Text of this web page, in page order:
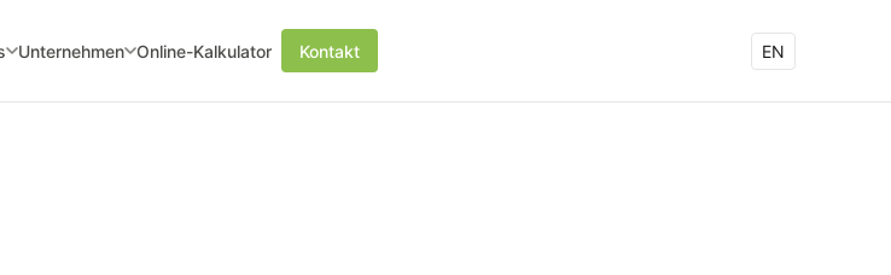
Unternehmen Online-Kalkulator Kontakt EN